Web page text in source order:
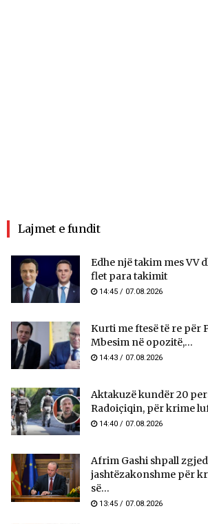
Lajmet e fundit
Edhe një takim mes VV
flet para takimit
14:45 / 07.08.2026
Kurti me ftesë të re për
Mbesim në opozitë,...
14:43 / 07.08.2026
Aktakuzë kundër 20
Radoiçiqin, për krime
14:40 / 07.08.2026
Afrim Gashi shpall
jashtëzakonshme për
së...
13:45 / 07.08.2026